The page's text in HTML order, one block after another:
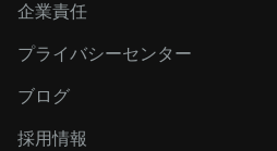
企業責任
プライバシーセンター
ブログ
採用情報